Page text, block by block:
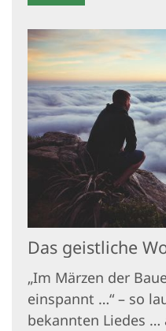
Das geistliche
„Im Märzen der
einspannt …“ – so
bekannten Liedes …